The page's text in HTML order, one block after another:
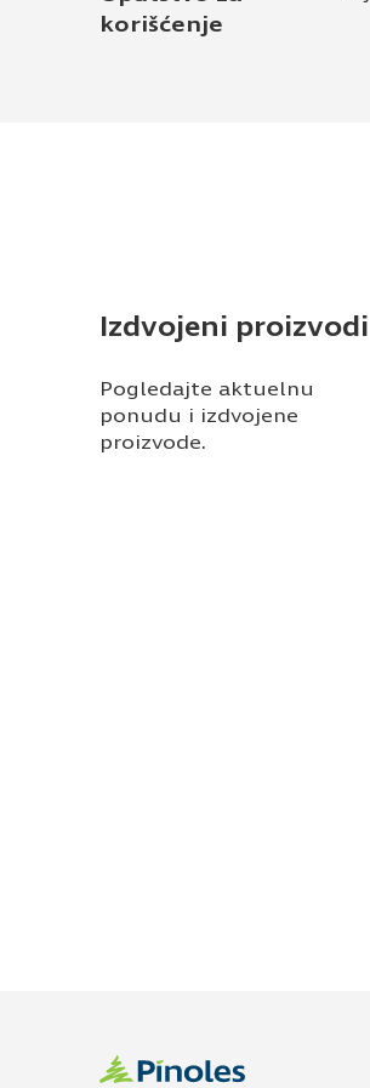
korišćenje
Izdvojeni
Pogledajte aktuelnu
ponudu i izdvojene
proizvode.